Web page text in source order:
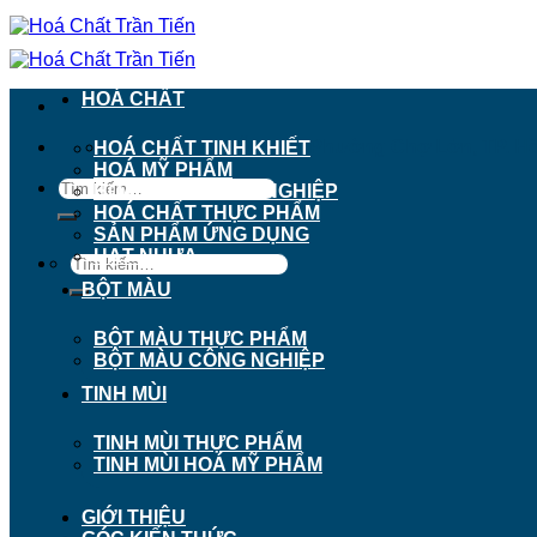
Chuyển
đến
nội
911 - 913 Nguyễn Trãi, Phường Chợ Lớn, TP.
Tìm
kiếm:
Tìm
kiếm:
HOÁ CHẤT
HOÁ CHẤT TINH KHIẾT
HOÁ MỸ PHẨM
HOÁ CHẤT CÔNG NGHIỆP
HOÁ CHẤT THỰC PHẨM
SẢN PHẨM ỨNG DỤNG
HẠT NHỰA
BỘT MÀU
BỘT MÀU THỰC PHẨM
BỘT MÀU CÔNG NGHIỆP
TINH MÙI
TINH MÙI THỰC PHẨM
TINH MÙI HOÁ MỸ PHẨM
GIỚI THIỆU